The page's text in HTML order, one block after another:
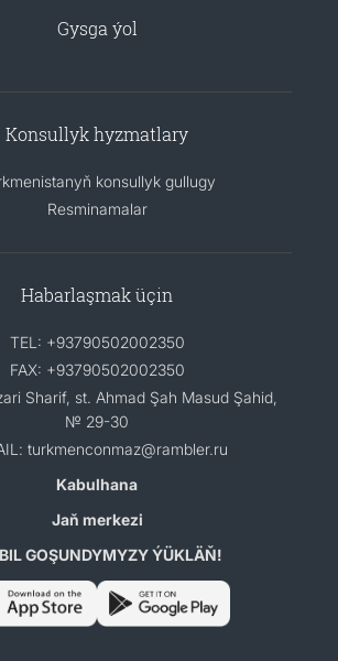
Gysga ýol
Konsullyk hyzmatlary
konsullyk gullugy
Resminamalar
Habarlaşmak üçin
TEL: +93790502002350
FAX: +93790502002350
Sharif, st. Ahmad Şah Masud Şahid,
№ 29-30
turkmenconmaz@rambler.ru
Kabulhana
Jaň merkezi
GOŞUNDYMYZY ÝÜKLÄŇ!